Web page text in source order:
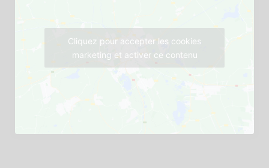
Cliquez pour accepter les cookies
marketing et activer ce contenu